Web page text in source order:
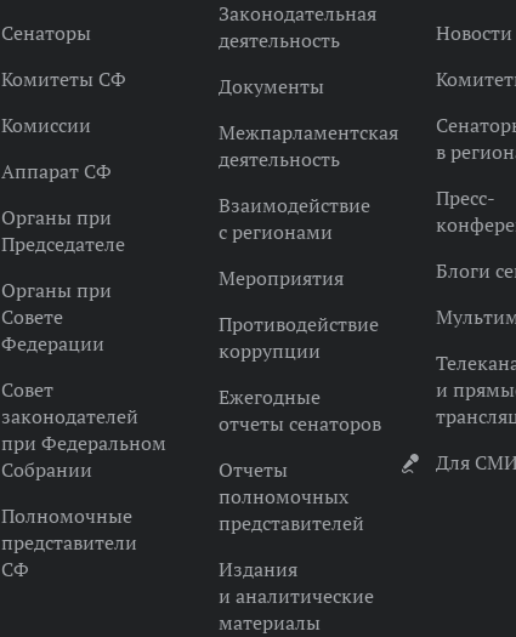
Сенаторы
Комитеты СФ
Комиссии
Аппарат СФ
Органы при
Председателе
Органы при
Совете
Федерации
Совет
законодателей
при Федеральном
Собрании
Полномочные
представители
СФ
Законодательная
деятельность
Документы
Межпарламентская
деятельность
Взаимодействие
с регионами
Мероприятия
Противодействие
коррупции
Ежегодные
отчеты сенаторов
Отчеты
полномочных
представителей
Издания
и аналитические
материалы
в
Пресс-
Блоги
и
Для